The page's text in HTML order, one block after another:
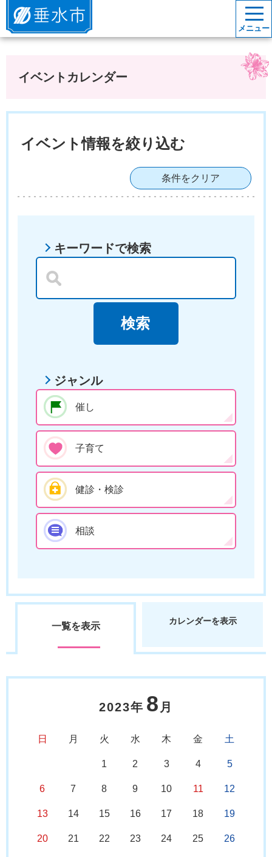
垂水市
メニュー
イベントカレンダー
イベント情報を絞り込む
条件をクリア
キーワードで検索
ジャンル
催し
子育て
健診・検診
相談
一覧を表示 カレンダーを表示
2023年 8 月
日 月 火 水 木 金 土
1 2 3 4 5
6 7 8 9 10 11 12
13 14 15 16 17 18 19
20 21 22 23 24 25 26